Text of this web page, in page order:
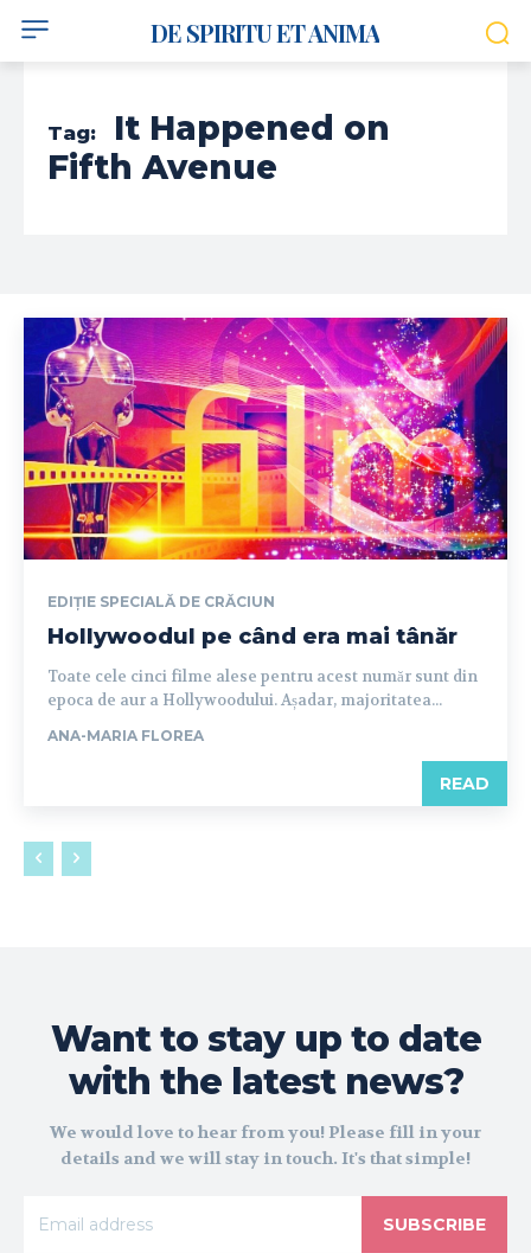
DE SPIRITU ET ANIMA
Tag:
It Happened on
Fifth Avenue
EDIȚIE SPECIALĂ DE CRĂCIUN
Hollywoodul pe când era mai tânăr
Toate cele cinci filme alese pentru acest număr sunt din
epoca de aur a Hollywoodului. Așadar, majoritatea...
ANA-MARIA FLOREA
READ
Want to stay up to date
with the latest news?
We would love to hear from you! Please fill in your
details and we will stay in touch. It's that simple!
SUBSCRIBE